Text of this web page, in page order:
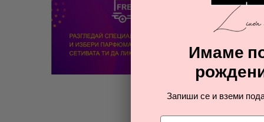
Имаме
Запиши се и вземи